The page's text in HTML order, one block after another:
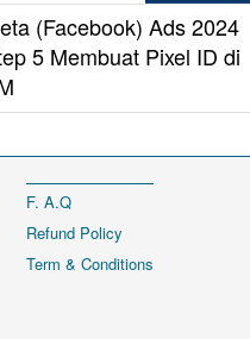
(Facebook) Ads 2024
5 Membuat Pixel ID di
F. A.Q
Refund Policy
Term & Conditions